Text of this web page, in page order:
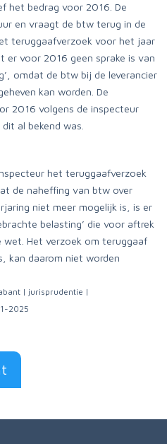
het bedrag voor 2016. De
en vraagt de btw terug in de
teruggaafverzoek voor het jaar
er voor 2016 geen sprake is van
omdat de btw bij de leverancier
kan worden. De
2016 volgens de inspecteur
al bekend was.
het teruggaafverzoek
de naheffing van btw over
niet meer mogelijk is, is er
belasting’ die voor aftrek
wet. Het verzoek om teruggaaf
kan daarom niet worden
| jurisprudentie |
2025